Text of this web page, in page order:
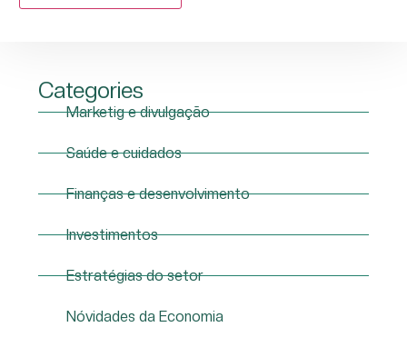
Categories
Marketig e divulgação
Saúde e cuidados
Finanças e desenvolvimento
Investimentos
Estratégias do setor
Nóvidades da Economia